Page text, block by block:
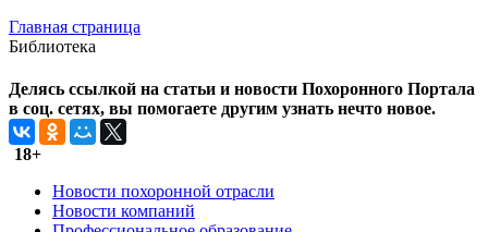
Главная страница
Библиотека
Делясь ссылкой на статьи и новости Похоронного Портала
в соц. сетях, вы помогаете другим узнать нечто новое.
18+
Новости похоронной отрасли
Новости компаний